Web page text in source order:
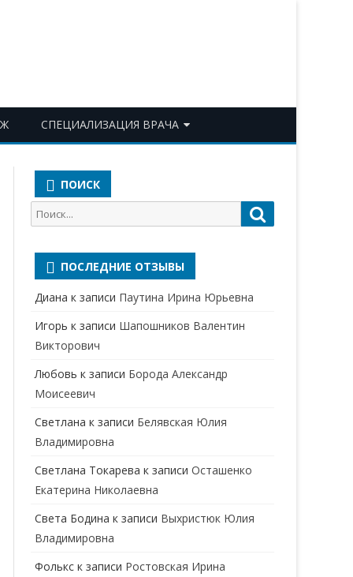
СПЕЦИАЛИЗАЦИЯ ВРАЧА
АЛЛЕРГОЛОГ-ИММУНОЛОГ
АНЕСТЕЗИОЛОГ-
БАКТЕРИОЛОГ
ВЕРТЕБРОЛОГ
ГАСТРОЭНТЕРОЛОГ
ГИНЕКОЛОГ
ГОМЕОПАТ
ДЕРМАТОЛОГ
ДЕТСКИЕ ВРАЧИ ДЕТСКИЙ КАРДИОЛОГ
ПОИСК
Поиск
для:
ПОСЛЕДНИЕ ОТЗЫВЫ
Диана к записи Паутина Ирина Юрьевна
Игорь к записи Шапошников Валентин
Викторович
Любовь к записи Борода Александр
Моисеевич
Светлана к записи Белявская Юлия
Владимировна
Cветлана Токарева к записиОсташенко
Екатерина Николаевна
Света Бодина к записи Выхристюк Юлия
Владимировна
Фолькс к записи Ростовская Ирина